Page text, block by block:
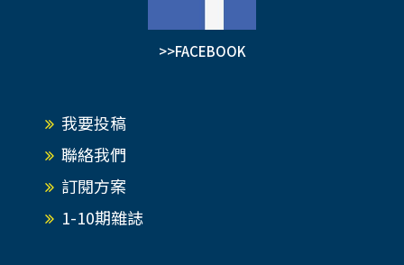
>>FACEBOOK
我要投稿
聯絡我們
訂閱方案
1-10期雜誌